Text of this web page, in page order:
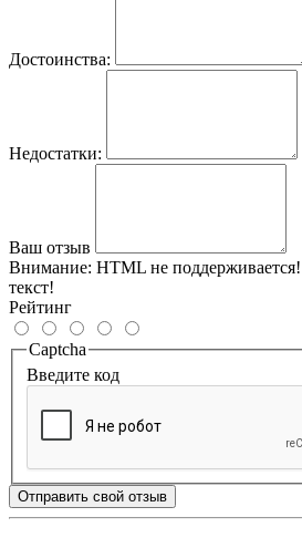
Достоинства:
Недостатки:
Ваш отзыв
Внимание: HTML не
текст!
Рейтинг
Captcha
Введите код
Отправить свой отзыв